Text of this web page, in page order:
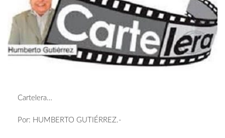
Cartelera…
Por: HUMBERTO GUTIÉRREZ.-